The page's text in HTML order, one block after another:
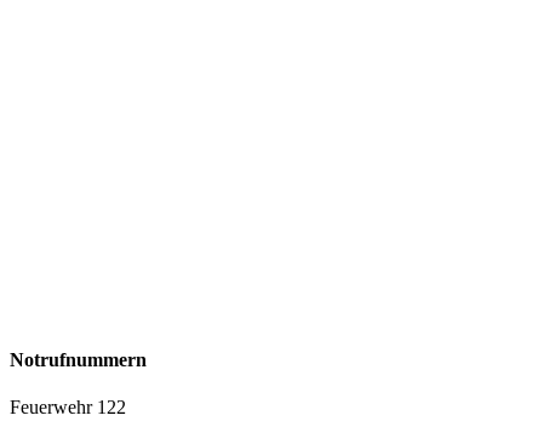
Notrufnummern
Feuerwehr 122